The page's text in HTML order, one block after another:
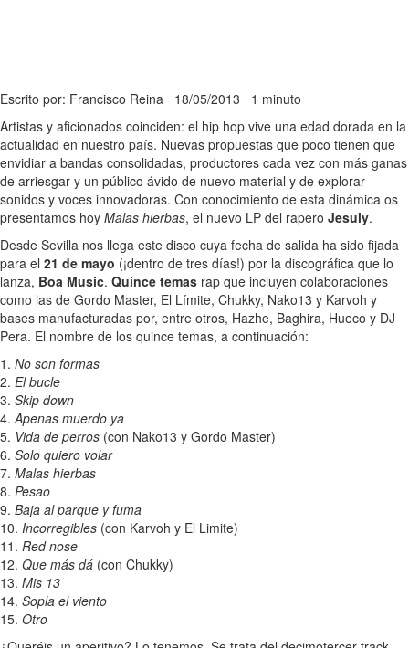
Escrito por: Francisco Reina 18/05/2013 1 minuto
Artistas y aficionados coinciden: el hip hop vive una edad dorada en la
actualidad en nuestro país. Nuevas propuestas que poco tienen que
envidiar a bandas consolidadas, productores cada vez con más ganas
de arriesgar y un público ávido de nuevo material y de explorar
sonidos y voces innovadoras. Con conocimiento de esta dinámica os
presentamos hoy Malas hierbas, el nuevo LP del rapero Jesuly.
Desde Sevilla nos llega este disco cuya fecha de salida ha sido fijada
para el 21 de mayo (¡dentro de tres días!) por la discográfica que lo
lanza, Boa Music. Quince temas rap que incluyen colaboraciones
como las de Gordo Master, El Límite, Chukky, Nako13 y Karvoh y
bases manufacturadas por, entre otros, Hazhe, Baghira, Hueco y DJ
Pera. El nombre de los quince temas, a continuación:
1. No son formas
2. El bucle
3. Skip down
4.Apenas muerdo ya
5. Vida de perros (con Nako13 y Gordo Master)
6. Solo quiero volar
7. Malas hierbas
8. Pesao
9. Baja al parque y fuma
10. Incorregibles (con Karvoh y El Limite)
11. Red nose
12. Que más dá (con Chukky)
13. Mis 13
14. Sopla el viento
15. Otro